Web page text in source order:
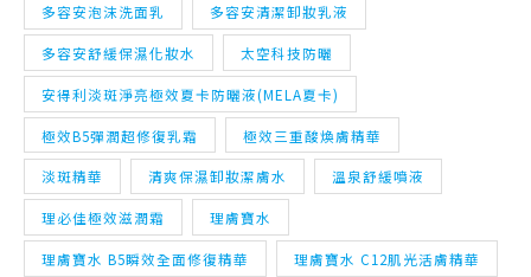
多容安泡沫洗面乳 多容安清潔卸妝乳液
多容安舒緩保濕化妝水 太空科技防曬
安得利淡斑淨亮極效夏卡防曬液(MELA夏卡)
極效B5彈潤超修復乳霜 極效三重酸煥膚精華
淡斑精華 清爽保濕卸妝潔膚水 溫泉舒緩噴液
理必佳極效滋潤霜 理膚寶水
理膚寶水 B5瞬效全面修復精華 理膚寶水 C12肌光活膚精華